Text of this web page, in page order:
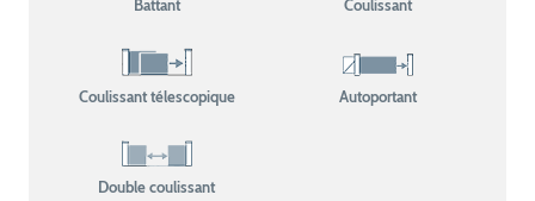
Battant Coulissant
Coulissant télescopique Autoportant
Double coulissant